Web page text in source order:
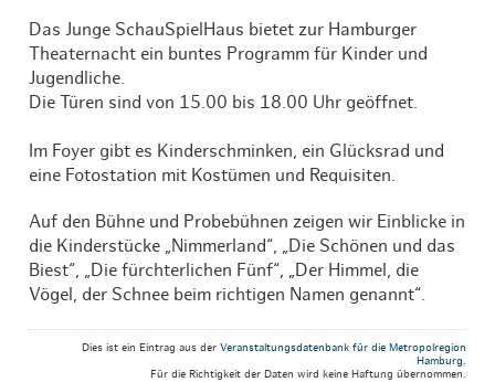
Das Junge SchauSpielHaus bietet zur Hamburger
Theaternacht ein buntes Programm für Kinder und
Jugendliche.
Die Türen sind von 15.00 bis 18.00 Uhr geöffnet.
Im Foyer gibt es Kinderschminken, ein Glücksrad und
eine Fotostation mit Kostümen und Requisiten.
Auf den Bühne und Probebühnen zeigen wir Einblicke in
die Kinderstücke „Nimmerland“, „Die Schönen und das
Biest“, „Die fürchterlichen Fünf“, „Der Himmel, die
Vögel, der Schnee beim richtigen Namen genannt“.
Dies ist ein Eintrag aus der Veranstaltungsdatenbank für die Metropolregion
Hamburg.
Für die Richtigkeit der Daten wird keine Haftung übernommen.